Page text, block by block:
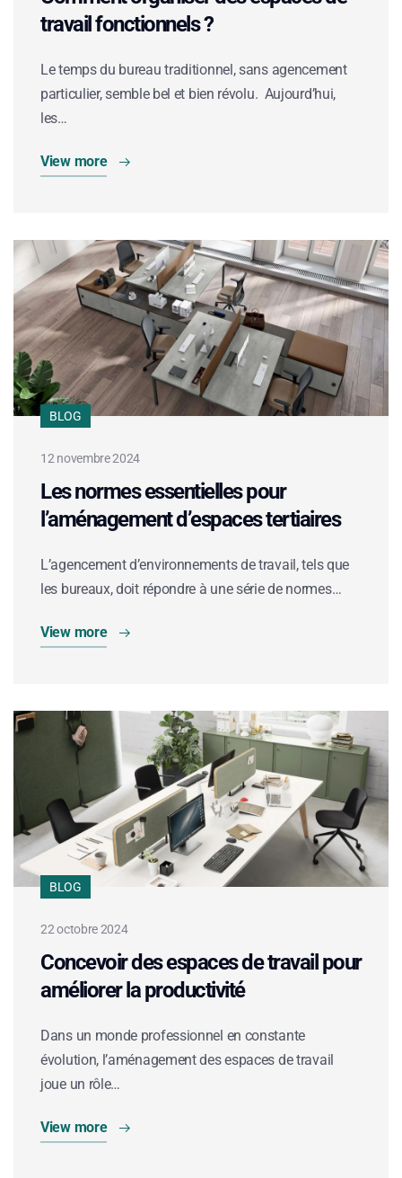
travail fonctionnels ?
Le temps du bureau traditionnel, sans agencement
particulier, semble bel et bien révolu. Aujourd’hui,
les…
View more
BLOG
12 novembre 2024
Les normes essentielles pour
l’aménagement d’espaces tertiaires
L’agencement d’environnements de travail, tels que
les bureaux, doit répondre à une série de normes…
View more
BLOG
22 octobre 2024
Concevoir des espaces de travail pour
améliorer la productivité
Dans un monde professionnel en constante
évolution, l’aménagement des espaces de travail
joue un rôle…
View more